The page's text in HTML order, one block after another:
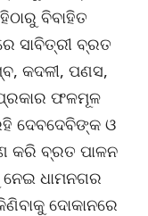
ବିବାହିତ
ସାବିତ୍ରୀ ବ୍ରତ
କଦଳୀ, ପଣସ,
ଫଳମୂଳ
ଦେବଦେବିଙ୍କ ଓ
କରି ବ୍ରତ ପାଳନ
ଧାମନଗର
ଦୋକାନରେ